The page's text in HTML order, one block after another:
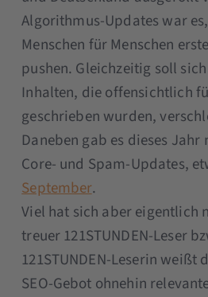
Algorithmus-Updates war
Menschen für Menschen
pushen. Gleichzeitig soll
Inhalten, die offensichtlich
geschrieben wurden,
Daneben gab es dieses
Core- und Spam-Updates,
September.
Viel hat sich aber eigentlich
treuer 121STUNDEN-Leser
121STUNDEN-Leserin weißt
SEO-Gebot ohnehin